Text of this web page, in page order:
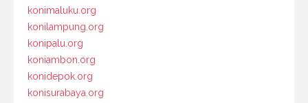
konimaluku.org
konilampung.org
konipalu.org
koniambon.org
konidepok.org
konisurabaya.org